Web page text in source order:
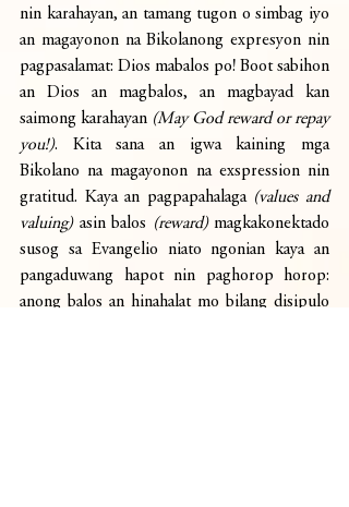
nin karahayan, an tamang tugon o simbag iyo
an magayonon na Bikolanong expresyon nin
pagpasalamat: Dios mabalos po! Boot sabihon
an Dios an magbalos, an magbayad kan
saimong karahayan (May God reward or repay
you!). Kita sana an igwa kaining mga
Bikolano na magayonon na exspression nin
gratitud. Kaya an pagpapahalaga (values and
valuing) asin balos (reward) magkakonektado
susog sa Evangelio niato ngonian kaya an
pangaduwang hapot nin paghorop horop:
anong balos an hinahalat mo bilang disipulo